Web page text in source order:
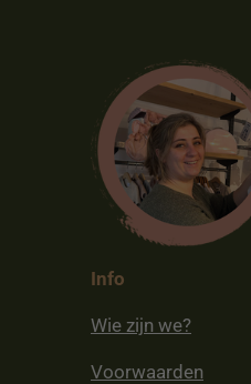
Info
Wie zijn we?
Voorwaarden